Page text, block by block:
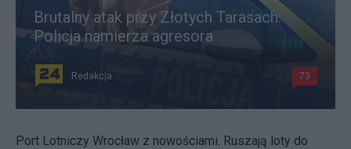
Brutalny atak przy Złotych Tarasach.
Policja namierza agresora
Redakcja 73
Port Lotniczy Wrocław z nowościami. Ruszają loty do